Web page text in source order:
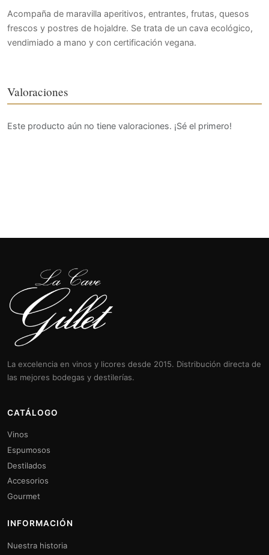
Acompaña de maravilla aperitivos, entrantes, frutas, quesos
frescos y postres de hojaldre. Se trata de un cava ecológico,
vendimiado a mano y con certificación vegana.
Valoraciones
Este producto aún no tiene valoraciones. ¡Sé el primero!
La excelencia en vinos y licores desde 2015. Distribución directa de
las mejores bodegas y destilerías.
CATÁLOGO
Vinos
Espumosos
Destilados
Accesorios
Gourmet
INFORMACIÓN
Nuestra historia